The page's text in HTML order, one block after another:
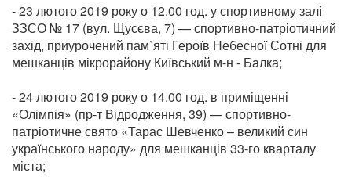
- 23 лютого 2019 року о 12.00 год. у спортивному залі
ЗЗСО № 17 (вул. Щусєва, 7) — спортивно-патріотичний
захід, приурочений пам`яті Героїв Небесної Сотні для
мешканців мікрорайону Київський м-н - Балка;
- 24 лютого 2019 року о 14.00 год. в приміщенні
«Олімпія» (пр-т Відродження, 39) — спортивно-
патріотичне свято «Тарас Шевченко – великий син
українського народу» для мешканців 33-го кварталу
міста;